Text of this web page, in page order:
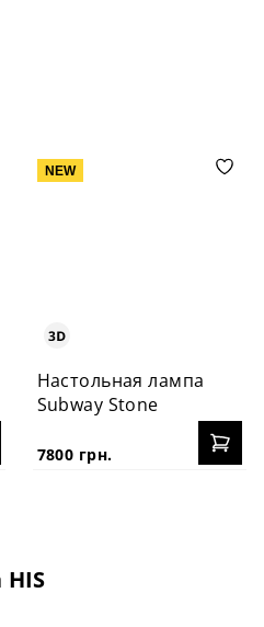
NEW
Настольная лампа
Subway Stone
7800 грн.